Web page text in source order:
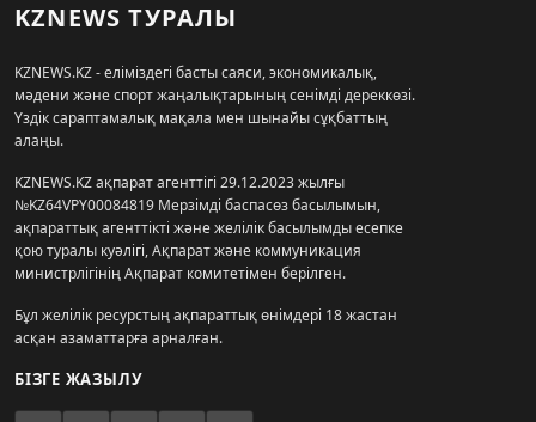
KZNEWS ТУРАЛЫ
KZNEWS.KZ - еліміздегі басты саяси, экономикалық,
мәдени және спорт жаңалықтарының сенімді дереккөзі.
Үздік сараптамалық мақала мен шынайы сұқбаттың
алаңы.
KZNEWS.KZ ақпарат агенттігі 29.12.2023 жылғы
№KZ64VPY00084819 Мерзімді баспасөз басылымын,
ақпараттық агенттікті және желілік басылымды есепке
қою туралы куәлігі, Ақпарат және коммуникация
министрлігінің Ақпарат комитетімен берілген.
Бұл желілік ресурстың ақпараттық өнімдері 18 жастан
асқан азаматтарға арналған.
БІЗГЕ ЖАЗЫЛУ